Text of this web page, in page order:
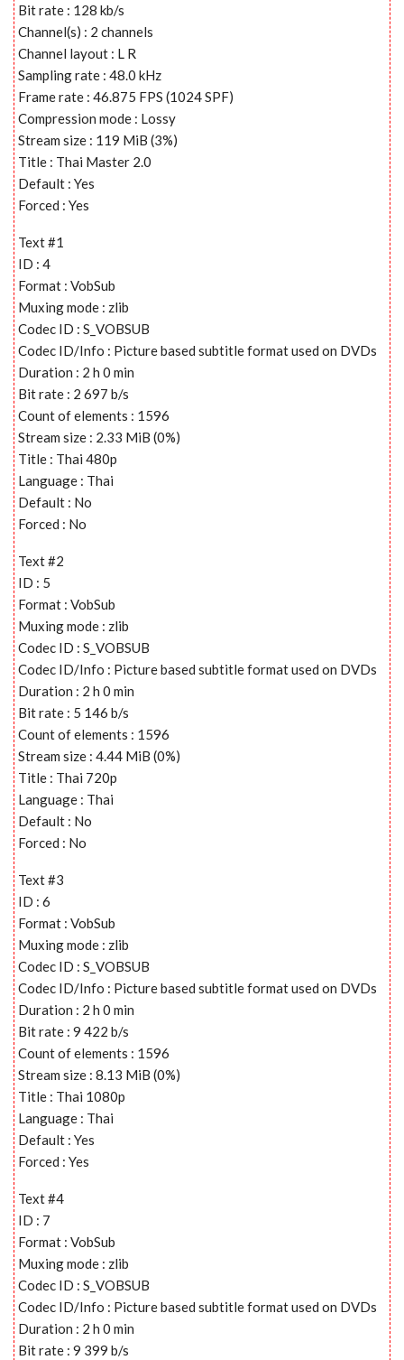
Bit rate : 128 kb/s
Channel(s) : 2 channels
Channel layout : L R
Sampling rate : 48.0 kHz
Frame rate : 46.875 FPS (1024 SPF)
Compression mode : Lossy
Stream size : 119 MiB (3%)
Title : Thai Master 2.0
Default : Yes
Forced : Yes
Text #1
ID : 4
Format : VobSub
Muxing mode : zlib
Codec ID : S_VOBSUB
Codec ID/Info : Picture based subtitle format used on DVDs
Duration : 2 h 0 min
Bit rate : 2 697 b/s
Count of elements : 1596
Stream size : 2.33 MiB (0%)
Title : Thai 480p
Language : Thai
Default : No
Forced : No
Text #2
ID : 5
Format : VobSub
Muxing mode : zlib
Codec ID : S_VOBSUB
Codec ID/Info : Picture based subtitle format used on DVDs
Duration : 2 h 0 min
Bit rate : 5 146 b/s
Count of elements : 1596
Stream size : 4.44 MiB (0%)
Title : Thai 720p
Language : Thai
Default : No
Forced : No
Text #3
ID : 6
Format : VobSub
Muxing mode : zlib
Codec ID : S_VOBSUB
Codec ID/Info : Picture based subtitle format used on DVDs
Duration : 2 h 0 min
Bit rate : 9 422 b/s
Count of elements : 1596
Stream size : 8.13 MiB (0%)
Title : Thai 1080p
Language : Thai
Default : Yes
Forced : Yes
Text #4
ID : 7
Format : VobSub
Muxing mode : zlib
Codec ID : S_VOBSUB
Codec ID/Info : Picture based subtitle format used on DVDs
Duration : 2 h 0 min
Bit rate : 9 399 b/s